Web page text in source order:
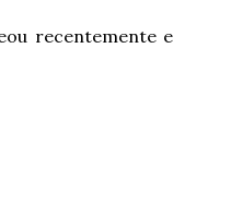
recentemente e